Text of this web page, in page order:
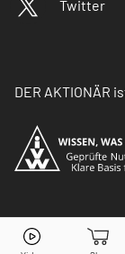
Zoom Aktie jetzt
Twitter
DER AKTIONÄR